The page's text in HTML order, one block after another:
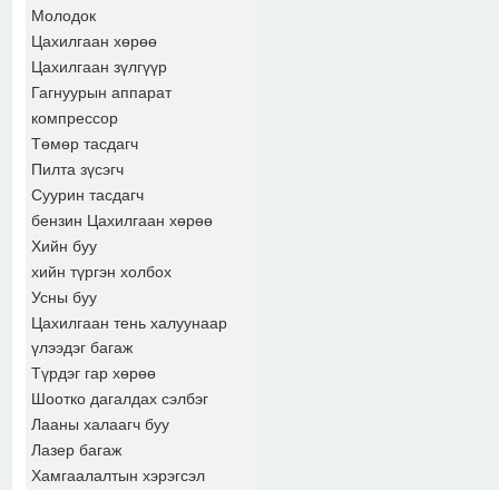
Молодок
Цахилгаан хөрөө
Цахилгаан зүлгүүр
Гагнуурын аппарат
компрессор
Төмөр тасдагч
Пилта зүсэгч
Суурин тасдагч
бензин Цахилгаан хөрөө
Хийн буу
хийн түргэн холбох
Усны буу
Цахилгаан тень халуунаар
үлээдэг багаж
Түрдэг гар хөрөө
Шоотко дагалдах сэлбэг
Лааны халаагч буу
Лазер багаж
Хамгаалалтын хэрэгсэл